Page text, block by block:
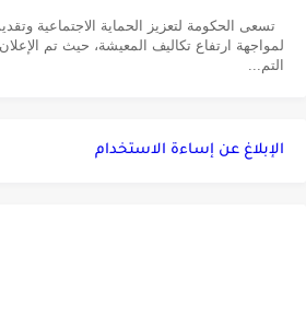
تسعى الحكومة لتعزيز الحماية الاجتماعية
لمواجهة ارتفاع تكاليف المعيشة، حيث تم
التم...
الإبلاغ عن إساءة الاستخدام